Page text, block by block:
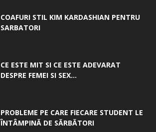
COAFURI STIL KIM KARDASHIAN PENTRU
SARBATORI
CE ESTE MIT SI CE ESTE ADEVARAT
DESPRE FEMEI SI SEX...
PROBLEME PE CARE FIECARE STUDENT LE
ÎNTÂMPINĂ DE SĂRBĂTORI